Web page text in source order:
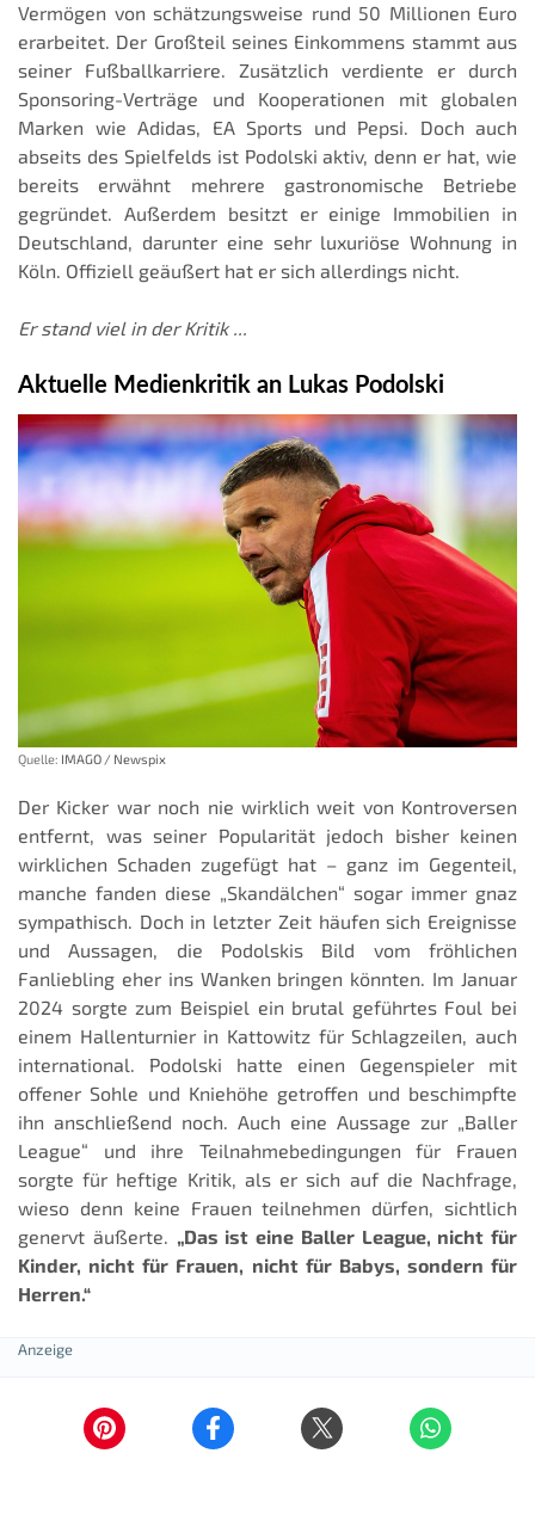
Vermögen von schätzungsweise rund 50 Millionen Euro
erarbeitet. Der Großteil seines Einkommens stammt aus
seiner Fußballkarriere. Zusätzlich verdiente er durch
Sponsoring-Verträge und Kooperationen mit globalen
Marken wie Adidas, EA Sports und Pepsi. Doch auch
abseits des Spielfelds ist Podolski aktiv, denn er hat, wie
bereits erwähnt mehrere gastronomische Betriebe
gegründet. Außerdem besitzt er einige Immobilien in
Deutschland, darunter eine sehr luxuriöse Wohnung in
Köln. Offiziell geäußert hat er sich allerdings nicht.
Er stand viel in der Kritik ...
Aktuelle Medienkritik an Lukas Podolski
Quelle: IMAGO / Newspix
Der Kicker war noch nie wirklich weit von Kontroversen
entfernt, was seiner Popularität jedoch bisher keinen
wirklichen Schaden zugefügt hat – ganz im Gegenteil,
manche fanden diese „Skandälchen“ sogar immer gnaz
sympathisch. Doch in letzter Zeit häufen sich Ereignisse
und Aussagen, die Podolskis Bild vom fröhlichen
Fanliebling eher ins Wanken bringen könnten. Im Januar
2024 sorgte zum Beispiel ein brutal geführtes Foul bei
einem Hallenturnier in Kattowitz für Schlagzeilen, auch
international. Podolski hatte einen Gegenspieler mit
offener Sohle und Kniehöhe getroffen und beschimpfte
ihn anschließend noch. Auch eine Aussage zur „Baller
League“ und ihre Teilnahmebedingungen für Frauen
sorgte für heftige Kritik, als er sich auf die Nachfrage,
wieso denn keine Frauen teilnehmen dürfen, sichtlich
genervt äußerte. „Das ist eine Baller League, nicht für
Kinder, nicht für Frauen, nicht für Babys, sondern für
Herren.“